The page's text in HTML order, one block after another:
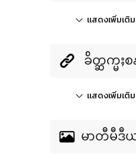
แสดงเพิ่มเติม
ခ်ိတ္ဆက္မႈ
แสดงเพิ่มเติม
မာတီမီဒီ